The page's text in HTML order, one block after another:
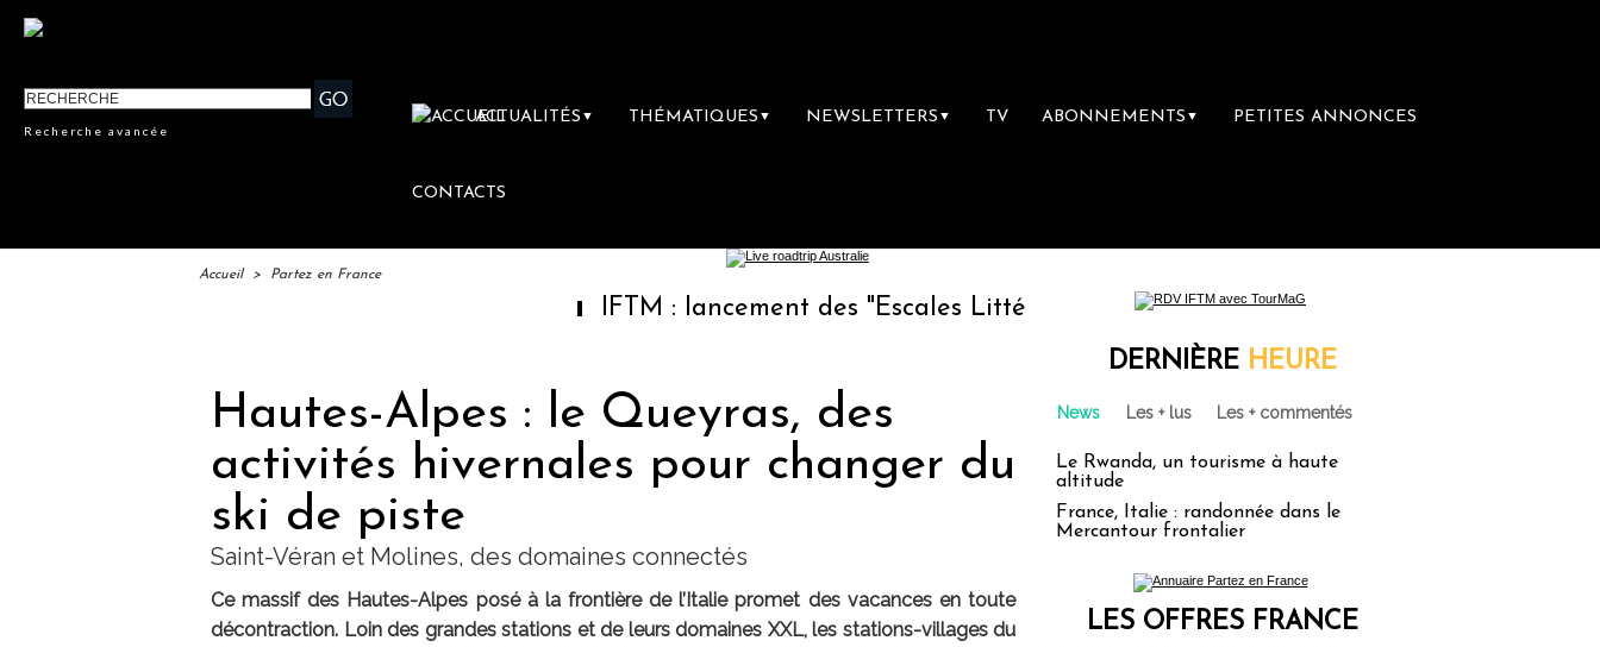
Recherche avancée
ACTUALITÉS ▼ THÉMATIQUES ▼ NEWSLETTERS ▼ TV ABONNEMENTS ▼ PETITES ANNONCES
CONTACTS
Accueil > Partez en France
IFTM : lancement des "Escales Littéraires", la première librairie du voyage
Hautes-Alpes : le Queyras, des
activités hivernales pour changer du
ski de piste
Saint-Véran et Molines, des domaines connectés
Ce massif des Hautes-Alpes posé à la frontière de l’Italie promet des vacances en toute
décontraction. Loin des grandes stations et de leurs domaines XXL, les stations-villages du
DERNIÈRE HEURE
News Les + lus Les + commentés
Le Rwanda, un tourisme à haute
altitude
France, Italie : randonnée dans le
Mercantour frontalier
LES OFFRES FRANCE